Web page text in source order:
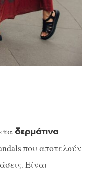
δερμάτινα
που αποτελούν
Είναι